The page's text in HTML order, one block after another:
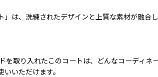
」は、洗練されたデザインと上質な素材が融
取り入れたこのコートは、どんなコーディ
いただけます。